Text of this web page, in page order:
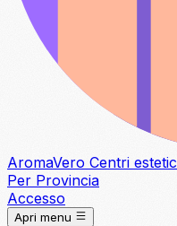
AromaVero Centri
Per Provincia
Accesso
Apri menu